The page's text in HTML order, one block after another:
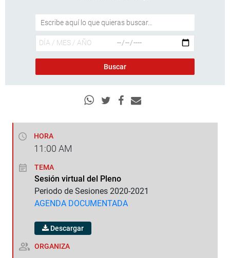
HORA
11:00 AM
TEMA
Sesión virtual del Pleno
Periodo de Sesiones 2020-2021
AGENDA DOCUMENTADA
Descargar
ORGANIZA